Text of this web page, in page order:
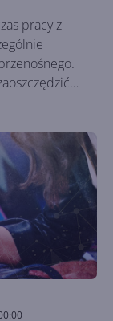
pracy z